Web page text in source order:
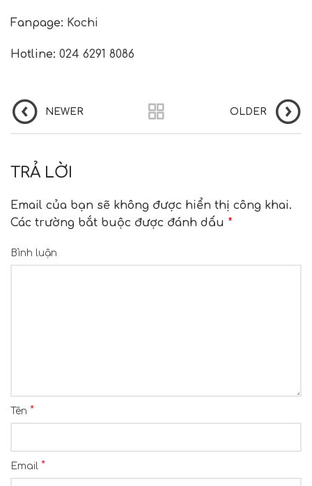
Fanpage: Kochi
Hotline: 024 6291 8086
NEWER OLDER
TRẢ LỜI
Email của bạn sẽ không được hiển thị công khai.
Các trường bắt buộc được đánh dấu *
Bình luận
Tên *
Email *